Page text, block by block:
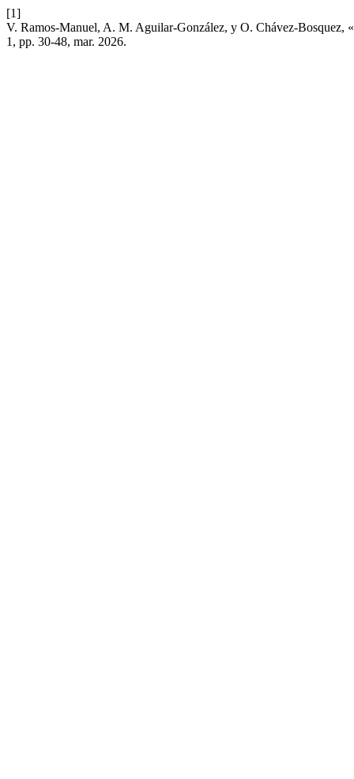
[1]
V. Ramos-Manuel, A. M. Aguilar-González, y O. Chávez-
1, pp. 30-48, mar. 2026.